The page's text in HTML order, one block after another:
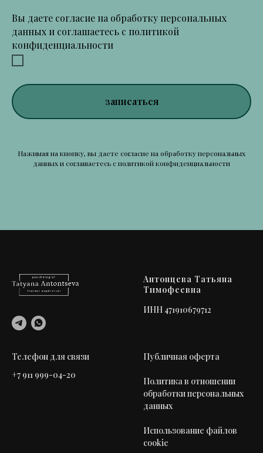
Вы даете согласие на обработку персональных
данных и соглашаетесь c политикой
конфиденциальности
записаться
Нажимая на кнопку, вы даете согласие на обработку персональных
данных и соглашаетесь c политикой конфиденциальности
Антонцева Татьяна
Тимофеевна
ИНН 471910679712
Телефон для связи
+7 911 999-04-20
Публичная оферта
Политика в отношении
обработки персональных
данных
Использование файлов
cookie